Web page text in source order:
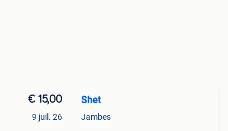
€ 15,00
9 juil. 26
Shet
Jambes